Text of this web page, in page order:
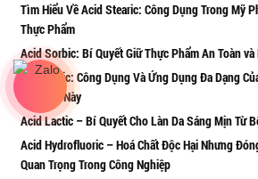
Tìm Hiểu Về Acid Stearic: Công Dụng Trong Mỹ
Thực Phẩm
Acid Sorbic: Bí Quyết Giữ Thực Phẩm An Toàn và
Axit Oxalic: Công Dụng Và Ứng Dụng Đa Dạng
Độc Đáo Này
Acid Lactic – Bí Quyết Cho Làn Da Sáng Mịn Từ
Acid Hydrofluoric – Hoá Chất Độc Hại Nhưng
Quan Trọng Trong Công Nghiệp